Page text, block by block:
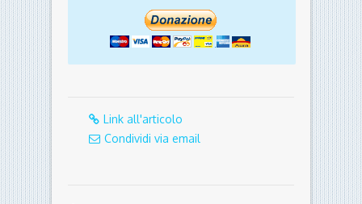
Link all'articolo
Condividi via email